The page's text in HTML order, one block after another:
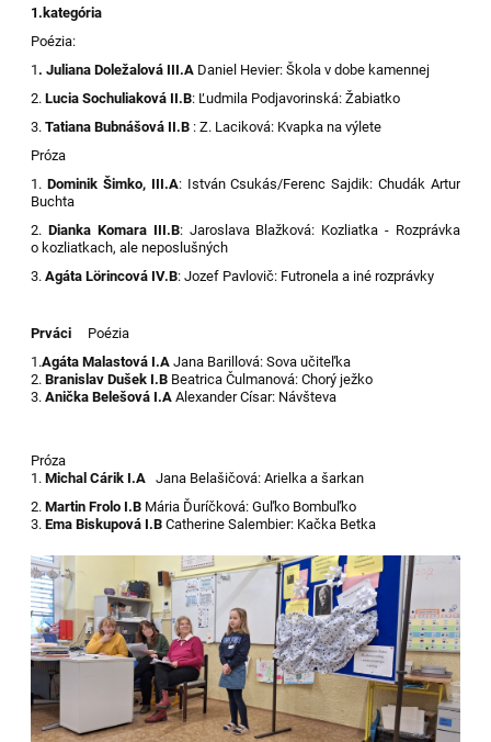
1.kategória
Poézia:
1 . Juliana Doležalová III.A Daniel Hevier: Škola v dobe kamennej
2.Lucia Sochuliaková II.B: Ľudmila Podjavorinská: Žabiatko
3.Tatiana Bubnášová II.B : Z. Laciková: Kvapka na výlete
Próza
1.Dominik Šimko, III.A: István Csukás/Ferenc Sajdik: Chudák Artur
Buchta
2.Dianka Komara III.B: Jaroslava Blažková: Kozliatka - Rozprávka
o kozliatkach, ale neposlušných
3.Agáta Lörincová IV.B: Jozef Pavlovič: Futronela a iné rozprávky
Prváci Poézia
1.Agáta Malastová I.A Jana Barillová: Sova učiteľka
2.Branislav Dušek I.B Beatrica Čulmanová: Chorý ježko
3.Anička Belešová I.A Alexander Císar: Návšteva
Próza
1.Michal Cárik I.A Jana Belašičová: Arielka a šarkan
2.Martin Frolo I.B Mária Ďuríčková: Guľko Bombuľko
3.Ema Biskupová I.B Catherine Salembier: Kačka Betka